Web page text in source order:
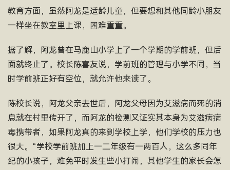
教育方面，虽然阿龙是适龄儿童，但要想和其他同龄小朋友
一样坐在教室里上课，困难重重。
据了解，阿龙曾在马鹿山小学上了一个学期的学前班，但后
面就终止了。校长陈喜友说，学前班的管理与小学不同，当
时学前班正好有空位，就允许他来读了。
陈校长说，阿龙父亲去世后，阿龙父母因为艾滋病而死的消
息就在村里传开了，而阿龙的检测又证实其本身为艾滋病病
毒携带者，如果阿龙真的来到学校上学，他们学校的压力也
很大。“学校学前班加上一二年级有一两百人，这么多同年
纪的小孩子，难免平时发生些小打闹，其他学生的家长会怎